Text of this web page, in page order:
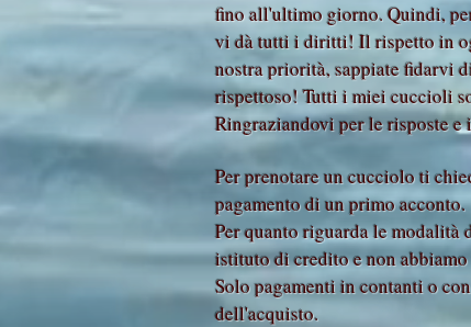
fino all'ultimo giorno. Quindi,
vi dà tutti i diritti! Il rispetto in
nostra priorità, sappiate fidarvi
rispettoso! Tutti i miei cuccioli
Ringraziandovi per le risposte e
Per prenotare un cucciolo ti
pagamento di un primo acconto.
Per quanto riguarda le modalità
istituto di credito e non
Solo pagamenti in contanti o
dell'acquisto.